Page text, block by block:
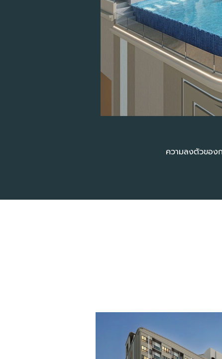
ความลงตัวของ